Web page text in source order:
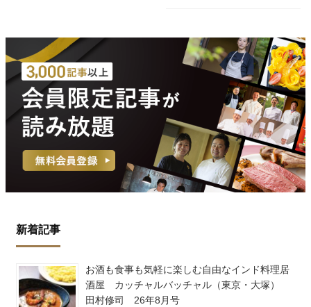
新着記事
お酒も食事も気軽に楽しむ自由なインド料理居
酒屋 カッチャルバッチャル（東京・大塚）
田村修司 26年8月号